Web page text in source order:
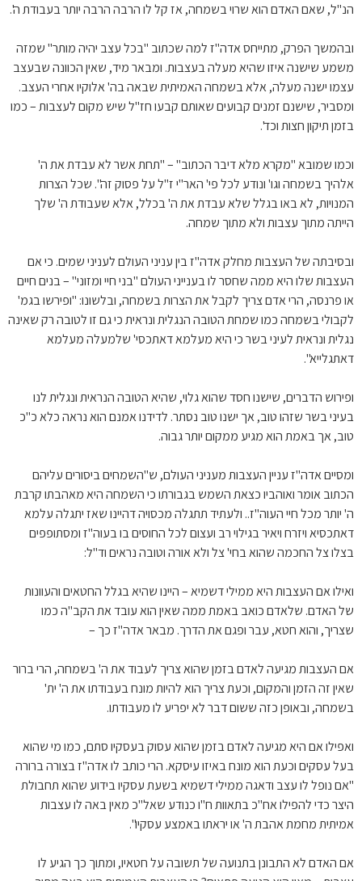
הנ"ל, שאם האדם הוא שרוי בשמחה, אז קל לו הרבה הרבה יותר בעבודת ה'.
ובהמשך הפרק, מתייחס אדה"ז למה שכתוב "בכל עצב יהיה מותר" שמזה
משמע שישנה איזו שהיא מעלה בעצבות. ומבאר מיד, שאין הכוונה שבעצב
עצמו ישנה מעלה, אלא בשמחה האמיתית שבאה בה' אלוקיו אחרי העצב.
ומסביר, שישנם זמנים קבועים שאותם קבעו חז"ל שיש מקום לעצבות – כמו
בזמן תיקון חצות וכד'.
וכמו שמובא "מקרא מלא דיבר הכתוב" – "תחת אשר לא עבדת את ה'
אלהיך בשמחה וגו' ונודע לכל פי' האר"י ז"ל על פסוק זה". שכל הצרות
המנויות, לא באו בגלל שלא עבדת את ה' בכלל, אלא שעבודת ה' שלך
הייתה מתוך עצבות ולא מתוך שמחה.
ובסיבתה של העצבות מחלק אדה"ז בין עניני העולם לעניני שמים. כי אם
העצבות שלו היא ממה שחסר לו בענייני העולם "בני חיי ומזוני" – בנים חיים
או פרנסה, הרי אדם צריך לקבל את הצרות בשמחה, ובלשונו: "ופירשו בגמ'
לקבולי בשמחה כמו שמחת הטובה הנגלית ונראית כי גם זו לטובה רק שאינה
נגלית ונראית לעיני בשר כי היא מעלמא דאתכסי' שלמעלה מעלמא
דאתגלייא".
ופירוש הדברים, שישנו חסד שהוא גלוי, שהיא הטובה הנראית ונגלית לנו
בעיני בשר שזהו טוב, אך ישנו טוב נסתר. לדידנו אמנם הוא נראה כלא כ"כ
טוב, אך באמת הוא מגיע ממקום יותר גבוה.
ומסיים אדה"ז עניין העצבות מעניני העולם, ש"השמחים ביסורים עליהם
הכתוב אומר ואוהביו כצאת השמש בגבורתו כי השמחה היא מאהבתו קרבת
ה' יותר מכל חיי העוה"ז.. ולעתיד תתגלה מכסויה דהיינו שאז יתגלה עלמא
דאתכסיא ויזרח ויאיר בגילוי רב ועצום לכל החוסים בו בעוה"ז ומסתופפים
בצלו צל החכמה שהוא בחי' צל ולא אורה וטובה נראים וד"ל:
ואילו אם העצבות היא ממילי דשמיא – היינו שהיא בגלל החטאים והעוונות
של האדם. שלאדם כואב באמת ממה שאין הוא עובד את הקב"ה כמו
שצריך, והוא חטא, עבר ופגם את הדרך. מבאר אדה"ז כך –
אם העצבות מגיעה לאדם בזמן שהוא צריך לעבוד את ה' בשמחה, הרי ברור
שאין זה הזמן והמקום, וכעת צריך הוא להיות מונח בעבודתו את ה' ית'
בשמחה, ובאופן כזה ששום דבר לא יפריע לו מעבודתו.
ואפילו אם היא מגיעה לאדם בזמן שהוא עסוק בעסקיו סתם, כמו מי שהוא
בעל עסקים וכעת הוא מונח באיזו עיסקא. הרי כותב לו אדה"ז בצורה ברורה
"אם נופל לו עצב ודאגה ממילי דשמיא בשעת עסקיו בידוע שהוא תחבולת
היצר כדי להפילו אח"כ בתאוות ח"ו כנודע שאל"כ מאין באה לו עצבות
אמיתית מחמת אהבת ה' או יראתו באמצע עסקיו".
אם האדם לא התבונן בתנועה של תשובה על חטאיו, ומתוך כך הגיע לו